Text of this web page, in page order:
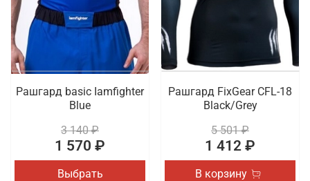
Рашгард basic Iamfighter
Blue
3 140 ₽
1 570 ₽
Выбрать
Рашгард FixGear CFL-18
Black/Grey
5 501 ₽
1 412 ₽
В корзину